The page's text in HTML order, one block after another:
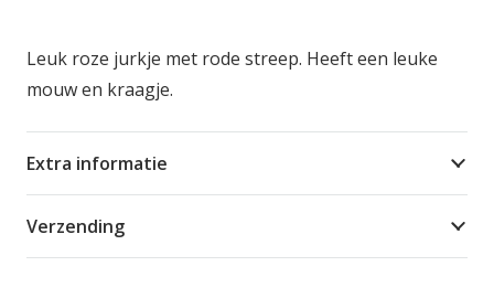
Leuk roze jurkje met rode streep. Heeft een leuke
mouw en kraagje.
Extra informatie
Verzending